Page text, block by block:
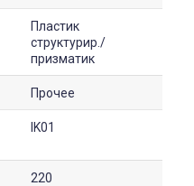
Пластик
структурир./
призматик
Прочее
IK01
220